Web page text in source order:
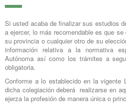
Si usted acaba de finalizar sus estudios
a ejercer, lo más recomendable es que
su provincia o cualquier otro de su
información relativa a la normativa
Autónoma así como los trámites a
obligatoria.
Conforme a lo establecido en la vigente
dicha colegiación deberá realizarse en
ejerza la profesión de manera única o